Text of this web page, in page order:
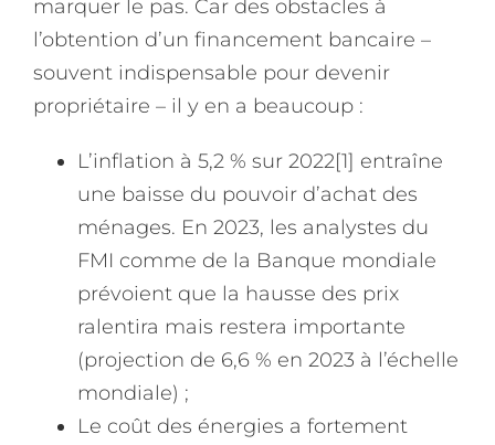
marquer le pas. Car des obstacles à
l’obtention d’un financement bancaire –
souvent indispensable pour devenir
propriétaire – il y en a beaucoup :
L’inflation à 5,2 % sur 2022[1] entraîne
une baisse du pouvoir d’achat des
ménages. En 2023, les analystes du
FMI comme de la Banque mondiale
prévoient que la hausse des prix
ralentira mais restera importante
(projection de 6,6 % en 2023 à l’échelle
mondiale) ;
Le coût des énergies a fortement